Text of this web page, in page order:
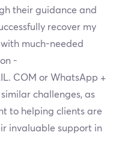
their guidance and
recover my
much-needed
-
COM or WhatsApp +
challenges, as
to helping clients are
invaluable support in